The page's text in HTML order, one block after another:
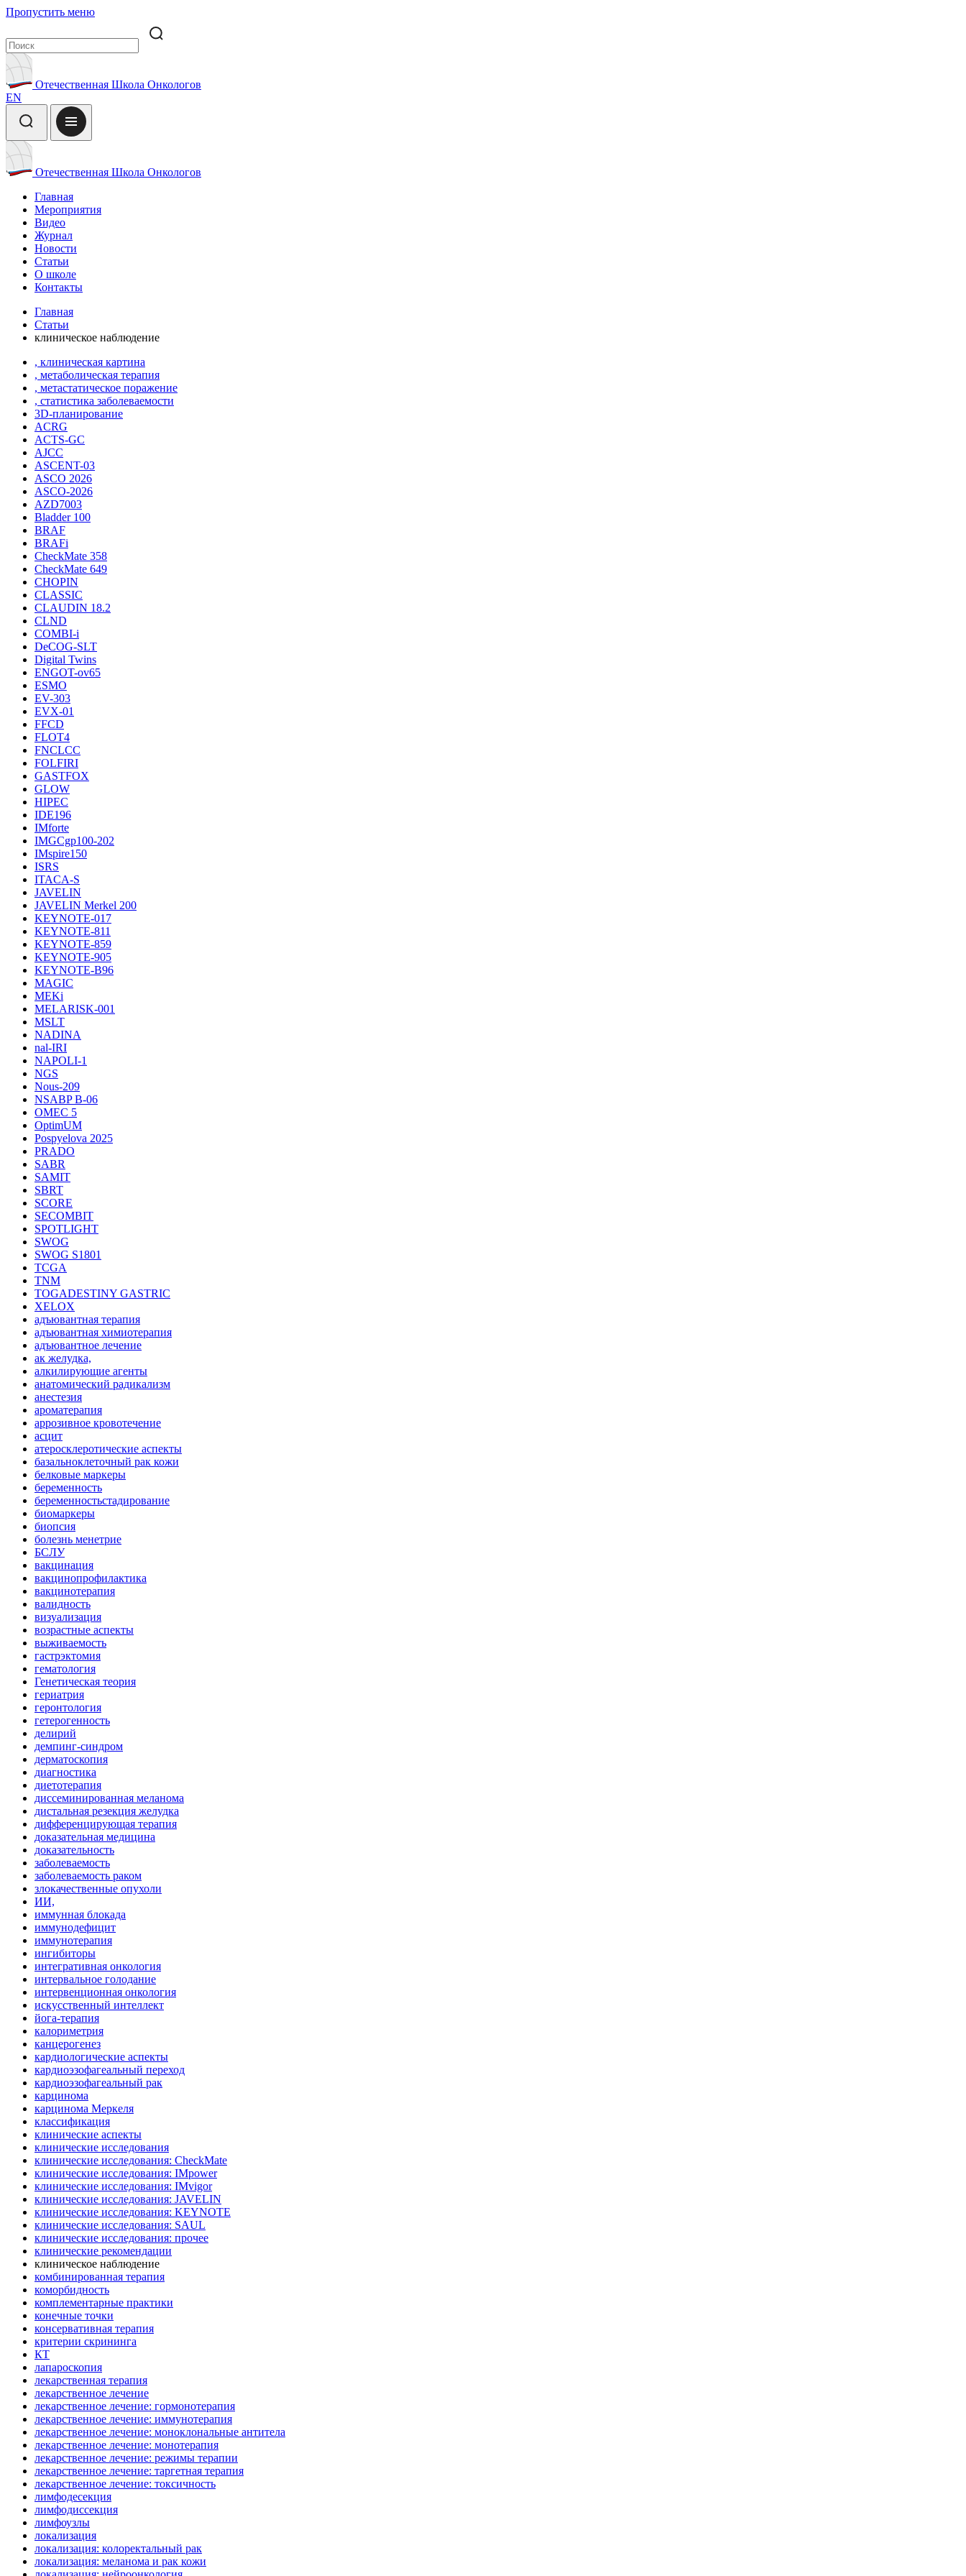
Пропустить меню
Отечественная Школа Онкологов
EN
Отечественная Школа Онкологов
Главная
Мероприятия
Видео
Журнал
Новости
Статьи
О школе
Контакты
Главная
Статьи
клиническое наблюдение
, клиническая картина
, метаболическая терапия
, метастатическое поражение
, статистика заболеваемости
3D-планирование
ACRG
ACTS-GC
AJCC
ASCENT-03
ASCO 2026
ASCO-2026
AZD7003
Bladder 100
BRAF
BRAFi
CheckMate 358
CheckMate 649
CHOPIN
CLASSIС
CLAUDIN 18.2
CLND
COMBI-i
DeCOG-SLT
Digital Twins
ENGOT-ov65
ESMO
EV-303
EVX-01
FFCD
FLOT4
FNCLCC
FOLFIRI
GASTFOX
GLOW
HIPEC
IDE196
IMforte
IMGCgp100-202
IMspire150
ISRS
ITACA-S
JAVELIN
JAVELIN Merkel 200
KEYNOTE-017
KEYNOTE-811
KEYNOTE-859
KEYNOTE-905
KEYNOTE-B96
MAGIC
MEKi
MELARISK-001
MSLT
NADINA
nal-IRI
NAPOLI-1
NGS
Nous-209
NSABP B-06
OMEC 5
OptimUM
Pospyelova 2025
PRADO
SABR
SAMIT
SBRT
SCORE
SECOMBIT
SPOTLIGHT
SWOG
SWOG S1801
TCGA
TNM
TOGADESTINY GASTRIC
XELOX
адъювантная терапия
адъювантная химиотерапия
адъювантное лечение
ак желудка,
алкилирующие агенты
анатомический радикализм
анестезия
ароматерапия
аррозивное кровотечение
асцит
атеросклеротические аспекты
базальноклеточный рак кожи
белковые маркеры
беременность
беременностьстадирование
биомаркеры
биопсия
болезнь менетрие
БСЛУ
вакцинация
вакцинопрофилактика
вакцинотерапия
валидность
визуализация
возрастные аспекты
выживаемость
гастрэктомия
гематология
Генетическая теория
гериатрия
геронтология
гетерогенность
делирий
демпинг-синдром
дерматоскопия
диагностика
диетотерапия
диссеминированная меланома
дистальная резекция желудка
дифференцирующая терапия
доказательная медицина
доказательность
заболеваемость
заболеваемость раком
злокачественные опухоли
ИИ,
иммунная блокада
иммунодефицит
иммунотерапия
ингибиторы
интегративная онкология
интервальное голодание
интервенционная онкология
искусственный интеллект
йога-терапия
калориметрия
канцерогенез
кардиологические аспекты
кардиоэзофагеальный переход
кардиоэзофагеальный рак
карцинома
карцинома Меркеля
классификация
клинические аспекты
клинические исследования
клинические исследования: CheckMate
клинические исследования: IMpower
клинические исследования: IMvigor
клинические исследования: JAVELIN
клинические исследования: KEYNOTE
клинические исследования: SAUL
клинические исследования: прочее
клинические рекомендации
клиническое наблюдение
комбинированная терапия
коморбидность
комплементарные практики
конечные точки
консервативная терапия
критерии скрининга
КТ
лапароскопия
лекарственная терапия
лекарственное лечение
лекарственное лечение: гормонотерапия
лекарственное лечение: иммунотерапия
лекарственное лечение: моноклональные антитела
лекарственное лечение: монотерапия
лекарственное лечение: режимы терапии
лекарственное лечение: таргетная терапия
лекарственное лечение: токсичность
лимфодесекция
лимфодиссекция
лимфоузлы
локализация
локализация: колоректальный рак
локализация: меланома и рак кожи